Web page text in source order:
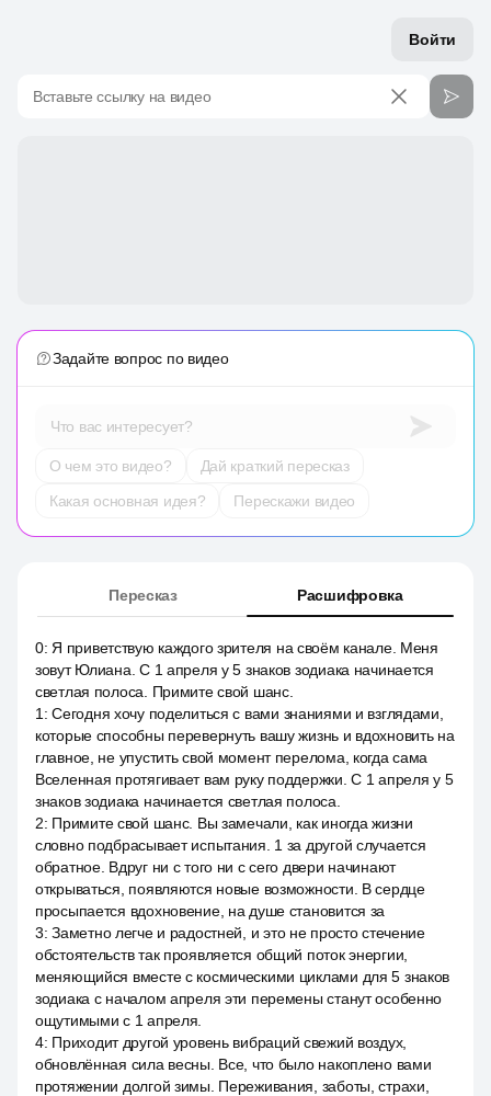
Войти
Вставьте ссылку на видео
Задайте вопрос по видео
Что вас интересует?
О чем это видео?
Дай краткий пересказ
Какая основная идея?
Перескажи видео
Пересказ Расшифровка
0: Я приветствую каждого зрителя на своём канале. Меня
зовут Юлиана. С 1 апреля у 5 знаков зодиака начинается
светлая полоса. Примите свой шанс.
1 :Сегодня хочу поделиться с вами знаниями и взглядами,
которые способны перевернуть вашу жизнь и вдохновить на
главное, не упустить свой момент перелома, когда сама
Вселенная протягивает вам руку поддержки. С 1 апреля у 5
знаков зодиака начинается светлая полоса.
2: Примите свой шанс. Вы замечали, как иногда жизни
словно подбрасывает испытания. 1 за другой случается
обратное. Вдруг ни с того ни с сего двери начинают
открываться, появляются новые возможности. В сердце
просыпается вдохновение, на душе становится за
3:Заметно легче и радостней, и это не просто стечение
обстоятельств так проявляется общий поток энергии,
меняющийся вместе с космическими циклами для 5 знаков
зодиака с началом апреля эти перемены станут особенно
ощутимыми с 1 апреля.
4: Приходит другой уровень вибраций свежий воздух,
обновлённая сила весны. Все, что было накоплено вами
протяжении долгой зимы. Переживания, заботы, страхи,